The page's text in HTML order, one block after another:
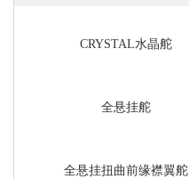
CRYSTAL水晶舵
全悬挂舵
全悬挂扭曲前缘襟翼舵